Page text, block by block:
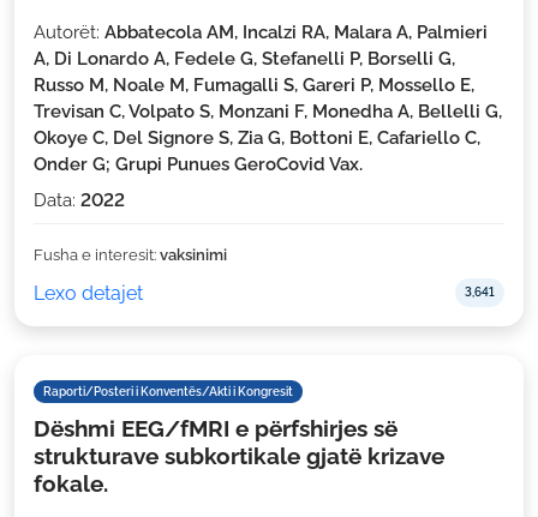
3,641
Autorët: Abbatecola AM, Incalzi RA, Malara A, Palmieri
A, Di Lonardo A, Fedele G, Stefanelli P, Borselli G,
Russo M, Noale M, Fumagalli S, Gareri P, Mossello E,
Trevisan C, Volpato S, Monzani F, Monedha A, Bellelli G,
Okoye C, Del Signore S, Zia G, Bottoni E, Cafariello C,
Onder G; Grupi Punues GeroCovid Vax.
Data: 2022
Fusha e interesit: vaksinimi
Lexo detajet
Raporti/Posteri i Konventës/Akti i Kongresit
Dëshmi EEG/fMRI e përfshirjes së
strukturave subkortikale gjatë krizave
fokale.